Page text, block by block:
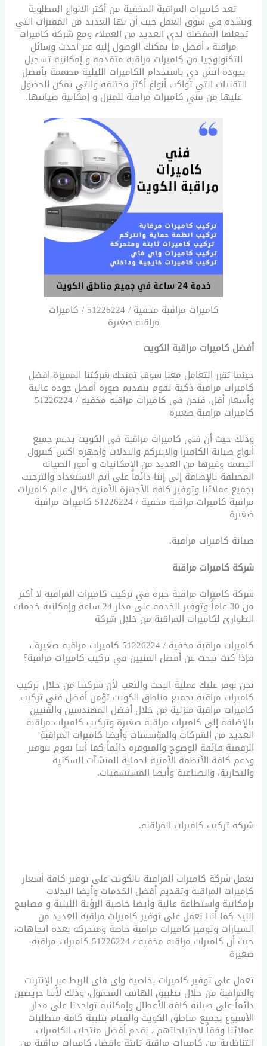
تعد كاميرات المراقبة المخفية من أكثر الانواع المطلوبة
وبشدة في سوق العمل حيث أن بها العديد من المميزات التي
تجعلها المفضلة لدي العديد من العملاء ومع شركة كاميرات
مراقبة ، أفضل ما يمكنك الوصول إليه عبر أحدث وسائل
التكنولوجيا من كاميرات مراقبة متقدمة و إمكانية تسجيل
بجودة اتش دي باستخدام الكاميرات الليلية مصممة بأفضل
التقنيات التي تواكب أنواع أكثر مختلفة والتي يمكن الحصول
عليها من فني كاميرات مراقبة للمنزل و إمكانية صيانتها.
كاميرات مراقبة مخفية / 51226224 / كاميرات
مراقبة صغيرة
أفضل كاميرات مراقبة الكويت
حينما تقرر التعامل معنا سوف تمنحك شركتنا المميزة افضل
كاميرات مراقبة ذكية تقوم بتقديم صورة أفضل جودة عالية
وأسعار أقل، فنحن في كاميرات مراقبة مخفية / 51226224
كاميرات مراقبة صغيرة
وذلك حيث أن فني كاميرات مراقبة في الكويت يدعم جميع
أنواع صيانة الكاميرا والانتركم والبدلات وأجهزة اكس كنترول
البصمة وغيرها من العديد من الإمكانيات و أمور الصيانة
المختلفة بالإضافة إلى إننا دائماً على أتم الاستعداد والترحيب
بجميع عملائنا وتوفير كافة الأجهزة الأمنية خلال عالم كاميرات
مراقبة كاميرات مراقبة مخفية / 51226224 كاميرات مراقبة
صغيرة
صيانة كاميرات مراقبة.
شركة كاميرات مراقبة
شركة كاميرات مراقبة خبرة في تركيب كاميرات المراقبه لا أكثر
من 30 عاماً وتوفير الخدمة على مدار 24 ساعة وإمكانية خدمات
الطوارئ لكاميرات المراقبة من خلال شركة
كاميرات مراقبة مخفية / 51226224 كاميرات مراقبة صغيرة ،
فإذا كنت تبحث عن أفضل الفنيين في تركيب كاميرات مراقبة؟
نحن نوفر عليك عملية البحث والتعب لأن شركتنا من خلال تركيب
كاميرات مراقبة بجميع مناطق الكويت تؤمن أفضل فني تركيب
كاميرات مراقبة منزلية من خلال أفضل المهندسين والفنيين
بالإضافة إلى كاميرات مراقبة صغيرة وتركيب كاميرات مراقبة
العديد من الشركات والمؤسسات وأيضا كاميرات المراقبة
الرقمية فائقة الوضوح والمتوفرة دائماً كما أننا نقوم بتوفير
ودعم كافة الأنظمة الأمنية لحماية المنشآت السكنية
والتجارية، والصناعية وأيضا المستشفيات.
شركة تركيب كاميرات المراقبة.
تعمل شركة كاميرات المراقبة بالكويت على توفير كافة أسعار
كاميرات المراقبة وتقديم أفضل الخدمات وأيضا البدلات
بإمكانية واستطاعة عالية وأيضا خاصية الرؤية الليلية و مصابيح
الليد كما أننا نعمل على توفير كاميرات مراقبة العديد من
السيارات وتوفير كاميرات مراقبة خاصة ومتحركه بعدة اتجاهات،
حيث أن كاميرات مراقبة مخفية / 51226224 كاميرات مراقبة
صغيرة
تعمل على توفير كاميرات بخاصية واي فاي الربط عبر الإنترنت
والمراقبة من خلال تطبيق الهاتف المحمول، وذلك لأننا حريصين
دائماً على صيانة كافة الأعطال وإمكانية تواجدنا على مدار
الأسبوع بجميع مناطق الكويت والقيام بتلبية كافة متطلبات
عملائنا وفقاً لاحتياجاتهم ، نقدم أفضل منتجات الكاميرات